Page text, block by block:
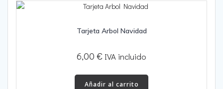
Tarjeta Arbol Navidad
6,00 € IVA incluido
Añadir al carrito